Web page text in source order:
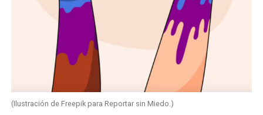
(Ilustración de Freepik para Reportar sin Miedo.)